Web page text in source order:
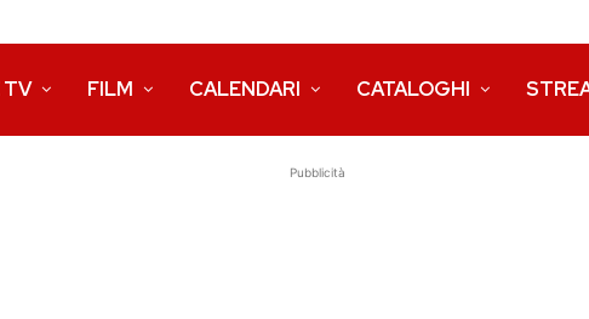
TV FILM CALENDARI CATALOGHI
Pubblicità